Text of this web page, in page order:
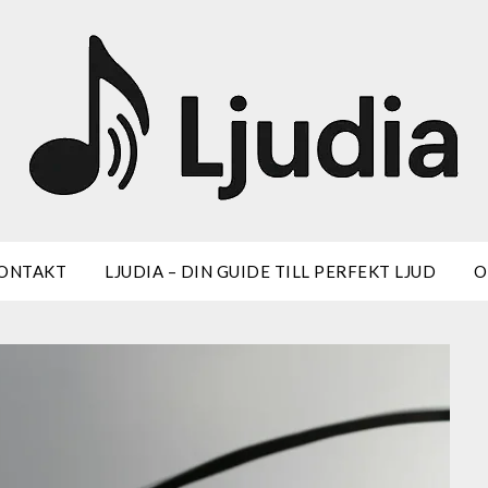
LJUDIA – DIN GUIDE TILL PERFEKT LJUD